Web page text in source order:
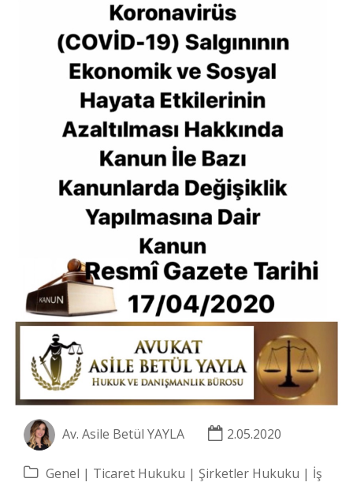
Kanunlarda Değişiklik
Yapılmasına Dair
Kanun
Anasayfa
7224 Sayılı Yeni COVİD-19 Salgınının
Ekonomik Ve Sosyal Hayata Etkilerinin
Azaltılması Hakkında Kanun İle Bazı
Kanunlarda Değişiklik Yapılmasına Dair Kanun
Av. Asile Betül YAYLA 2.05.2020
Genel Ticaret Hukuku Şirketler Hukuku
İş